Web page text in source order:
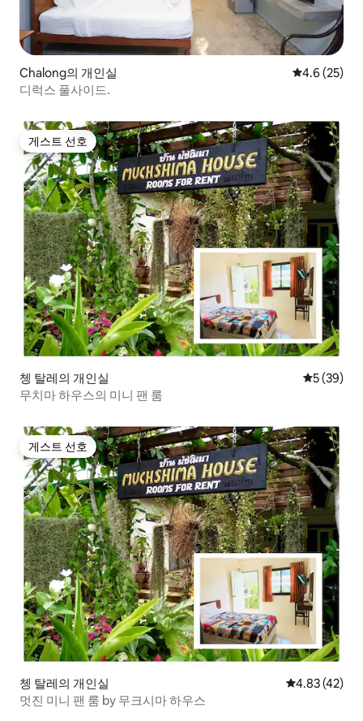
Chalong의 개인실 평점 4.6점(5
4.6 (25)
디럭스 풀사이드.
게스트 선호
게스트 선호
쳉 탈레의 개인실 평점 5점(5
5 (39)
무치마 하우스의 미니 팬 룸
게스트 선호
게스트 선호
쳉 탈레의 개인실 평점 4.83점
4.83 (42)
멋진 미니 팬 룸 by 무크시마 하우스